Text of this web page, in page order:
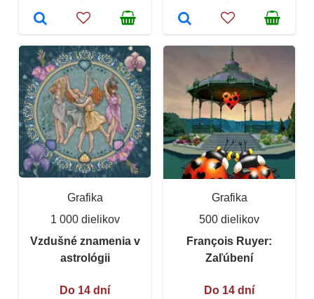
Grafika
1 000 dielikov
Vzdušné znamenia v
astrológii
Do 14 dní
Grafika
500 dielikov
François Ruyer:
Zaľúbení
Do 14 dní